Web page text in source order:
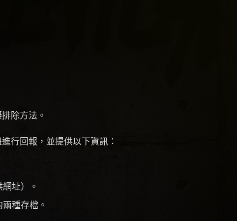
除方法。
進行回報，並提供以下資訊：
址）。
種存檔。